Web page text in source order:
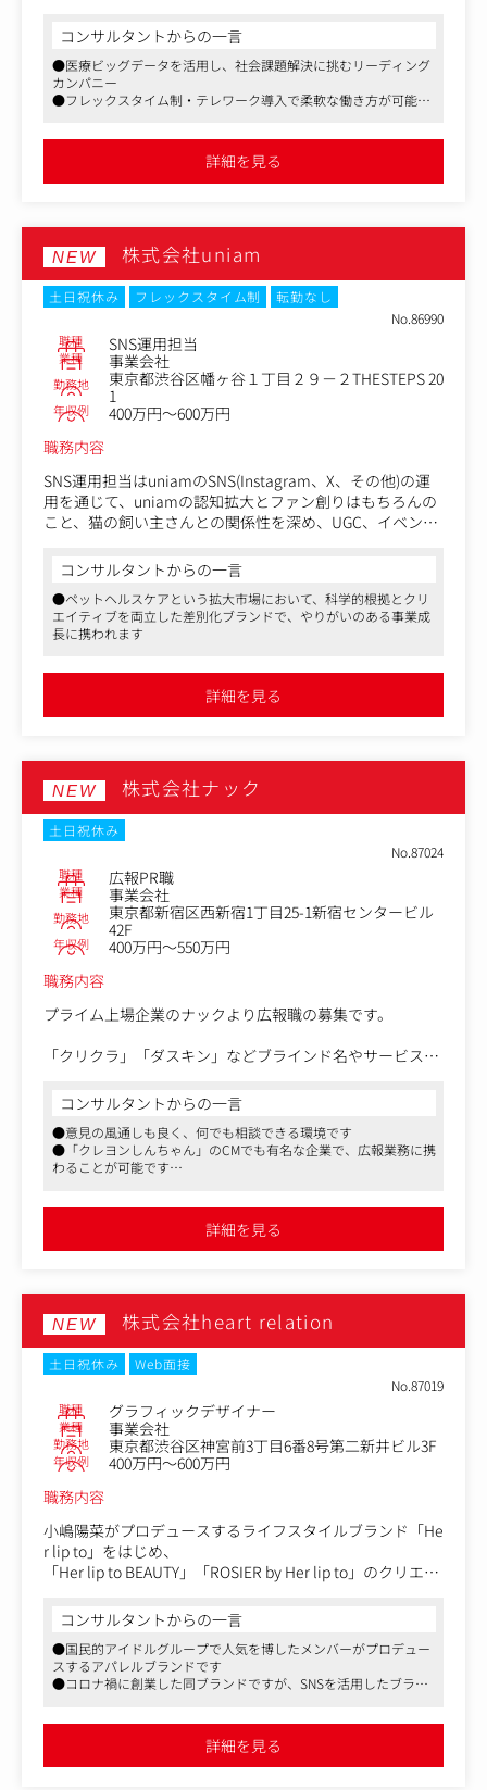
目指します。
・GRCによる検索順位の分析・改善
・GA4を活用したアクセス・CV分析
・Google Search Consoleによる検索キーワード・CTR分析
・LPO・CRO施策によるCVR向上
・コンバージョンポイントの企画・改善
・ホワイトペーパーの企画・制作ディレクション
＜制作例＞
・失敗しない中古マンション購入ガイド
・内覧時チェックリスト
・住宅ローン返済シミュレーション
蓄積したコンテンツを継続的に改善し、長期的な集客資産
へ育てます。
・重複コンテンツの整理・構造化
ルチモーダル化）
【具体的な業務内容】
・医師・患者を対象とした定性調査（インタビュー）の企
画設計・モデレーター
・リサーチ結果に基づくインサイト抽出および報告書作成
・医療ビッグデータ（レセプトデータ等）を活用した定性
・プロジェクトマネジメント
コンサルタントからの一言
●医療ビッグデータを活用し、社会課題解決に挑むリーディング
カンパニー
●フレックスタイム制・テレワーク導入で柔軟な働き方が可能
詳細を見る
NEW 株式会社uniam
土日祝休み フレックスタイム制
転勤なし
No.86990
職種 SNS運用担当
業種 事業会社
勤務地
東京都渋谷区幡ヶ谷１丁目２９－２THESTEPS 20
1
年収例
400万円～600万円
職務内容
SNS運用担当はuniamのSNS(Instagram、X、その他)の運
用を通じて、uniamの認知拡大とファン創りはもちろんの
こと、猫の飼い主さんとの関係性を深め、UGC、イベン
ます。
単なるSNS運用や顧客対応ではなく、顧客との接点を通じ
て得られた声を、商品、CRM、SNS、CX改善に戻し、ブラ
ンドと事業成長の両方につなげていくポジションです。
・SNS、LINE、メール、イベントなどを通じた顧客接点づ
れた顧客の声の整理
・SNS、CRM、CSと連携したファン化施策の企画・実行
・イベント、座談会、オンライン企画の企画・運営
・顧客やコミュニティメンバーとの日常的なコミュニケー
ション
・顧客の声を商品、CRM、SNS、CX改善へ反映する仕組み
づくり
・AIを使った返信方針、イベント案、VOC分類の補助
・AIで作成した案を、ブランドの温度感に合わせて人の言
葉に編集する業務
コンサルタントからの一言
●ペットヘルスケアという拡大市場において、科学的根拠とクリ
エイティブを両立した差別化ブランドで、やりがいのある事業成
長に携われます
詳細を見る
NEW 株式会社ナック
土日祝休み
No.87024
職種 広報PR職
業種 事業会社
勤務地
東京都新宿区西新宿1丁目25-1新宿センタービル
42F
年収例
400万円～550万円
職務内容
プライム上場企業のナックより広報職の募集です。
「クリクラ」「ダスキン」などブラインド名やサービス名
し、ナックという企業名は知らない方が大半だと思いま
す。
プライムに上場している同社ですが、これまではあまり積
極的な広報施策を行ってきていなかったこともあり、認知
度が低いことが課題となっています。
そのため、今後は企業自体の知名度も上げていく広報施策
に力を入れていきたい考えです。
〈具体的な業務〉
・メディアリレーション
・プレスリリースの作成
・コーポレートサイトの運用
・SNS運用
コンサルタントからの一言
●意見の風通しも良く、何でも相談できる環境です
●「クレヨンしんちゃん」のCMでも有名な企業で、広報業務に携
わることが可能です
詳細を見る
NEW 株式会社heart relation
土日祝休み
Web面接
No.87019
職種 グラフィックデザイナー
業種 事業会社
勤務地 東京都渋谷区神宮前3丁目6番8号第二新井ビル3F
年収例
400万円～600万円
職務内容
小嶋陽菜がプロデュースするライフスタイルブランド「He
r lip to」をはじめ、
「Her lip to BEAUTY」「ROSIER by Her lip to」のクリエイ
ブランドの世界観を表現し、お客様との接点となるあらゆ
るクリエイティブを制作するポジションです。
SNSやWebクリエイティブだけでなく、POPUPイベント、
ラインを横断してブランド体験をデザインしていただきま
コンサルタントからの一言
●国民的アイドルグループで人気を博したメンバーがプロデュー
スするアパレルブランドです
●コロナ禍に創業した同ブランドですが、SNSを活用したブラン
●クリエイティブ専任の組織で、クオリティに妥協せず注力して
制作に携わることができます詳細を見る